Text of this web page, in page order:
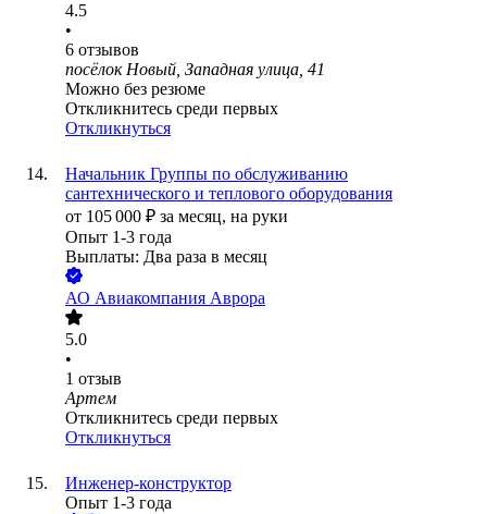
4.5
•
6 отзывов
посёлок Новый, Западная улица, 41
Можно без резюме
Откликнитесь среди первых
Откликнуться
Начальник Группы по обслуживанию
сантехнического и теплового оборудования
от 105 000 ₽ за месяц, на руки
Опыт 1-3 года
Выплаты: Два раза в месяц
АО Авиакомпания Аврора
5.0
•
1 отзыв
Артем
Откликнитесь среди первых
Откликнуться
Инженер-конструктор
Опыт 1-3 года